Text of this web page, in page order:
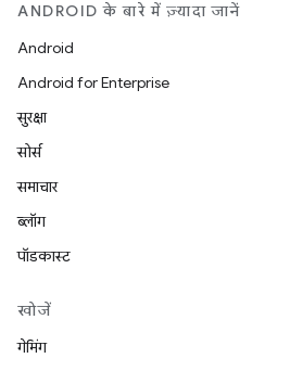
ANDROID के बारे में ज़्यादा जानें
Android
Android for Enterprise
सुरक्षा
सोर्स
समाचार
ब्लॉग
पॉडकास्ट
खोजें
गेमिंग